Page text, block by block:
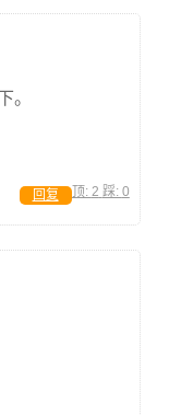
。
顶: 2 踩: 0
回复